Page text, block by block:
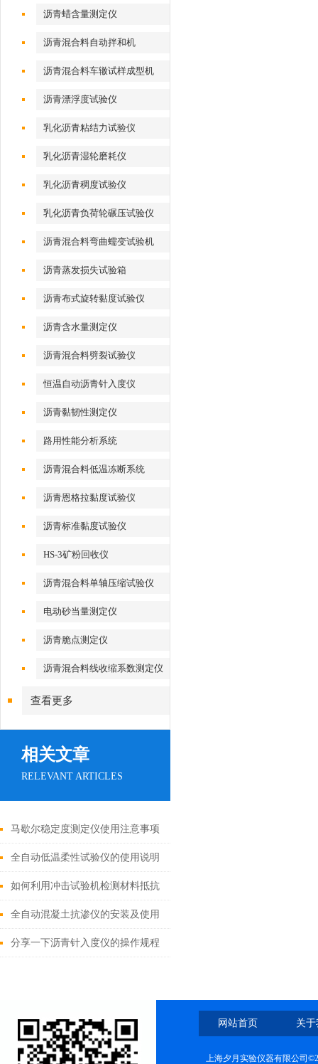
沥青蜡含量测定仪
沥青混合料自动拌和机
沥青混合料车辙试样成型机
（气动标准）
沥青漂浮度试验仪
乳化沥青粘结力试验仪
乳化沥青湿轮磨耗仪
乳化沥青稠度试验仪
乳化沥青负荷轮碾压试验仪
沥青混合料弯曲蠕变试验机
沥青蒸发损失试验箱
沥青布式旋转黏度试验仪
沥青含水量测定仪
沥青混合料劈裂试验仪
恒温自动沥青针入度仪
沥青黏韧性测定仪
路用性能分析系统
沥青混合料低温冻断系统
沥青恩格拉黏度试验仪
沥青标准黏度试验仪
HS-3矿粉回收仪
沥青混合料单轴压缩试验仪
电动砂当量测定仪
沥青脆点测定仪
沥青混合料线收缩系数测定仪
查看更多
相关文章
RELEVANT ARTICLES
马歇尔稳定度测定仪使用注意事项
全自动低温柔性试验仪的使用说明
和注意事项
如何利用冲击试验机检测材料抵抗
冲击载荷的能力
全自动混凝土抗渗仪的安装及使用
分享一下沥青针入度仪的操作规程
网站首页 关
上海夕月实验仪器有限公司